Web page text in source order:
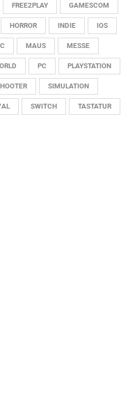
FREE2PLAY GAMESCOM
HORROR INDIE IOS
MAUS MESSE
PC PLAYSTATION
SIMULATION
SWITCH TASTATUR